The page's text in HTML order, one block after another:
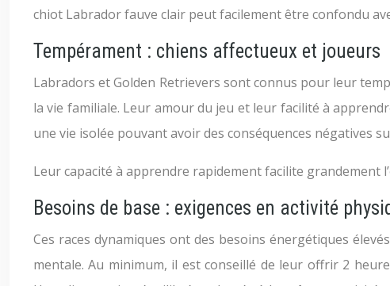
chiot Labrador fauve clair peut facilement être confondu
Tempérament : chiens affectueux et joueurs
Labradors et Golden Retrievers sont connus pour leur
la vie familiale. Leur amour du jeu et leur facilité à
une vie isolée pouvant avoir des conséquences négatives
Leur capacité à apprendre rapidement facilite grandement
Besoins de base : exigences en activité
Ces races dynamiques ont des besoins énergétiques
mentale. Au minimum, il est conseillé de leur offrir 2